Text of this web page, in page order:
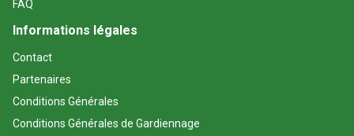
FAQ
Informations légales
Contact
Partenaires
Conditions Générales
Conditions Générales de Gardiennage